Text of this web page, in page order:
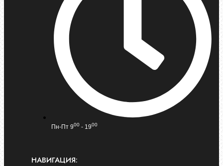
Пн-Пт 900 - 1900
НАВИГАЦИЯ: